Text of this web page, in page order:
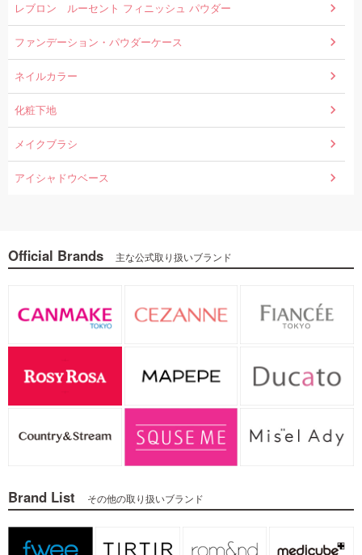
レブロン ルーセント フィニッシュ パウダー
ファンデーション・パウダーケース
ネイルカラー
化粧下地
メイクブラシ
アイシャドウベース
Official Brands 主な公式取り扱いブランド
Brand List その他の取り扱いブランド